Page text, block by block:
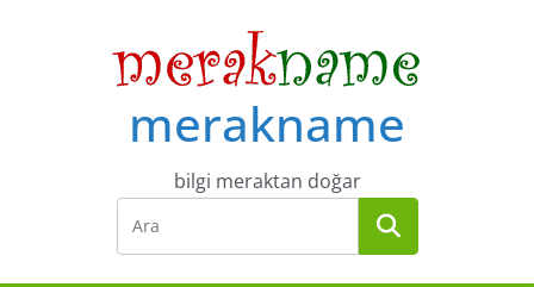
merakname
bilgi meraktan doğar